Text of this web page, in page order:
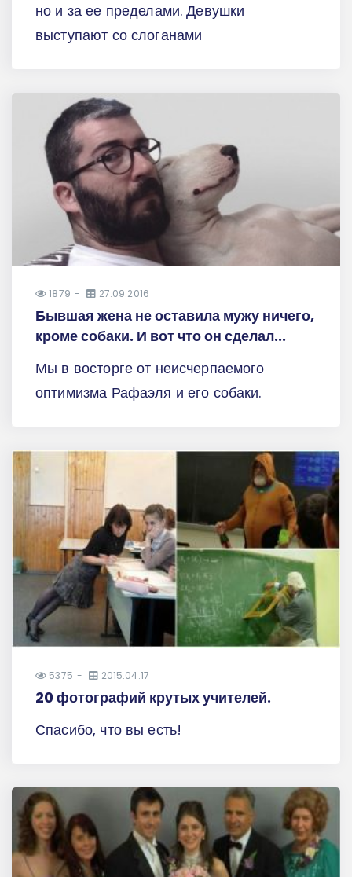
но и за ее пределами. Девушки
выступают со слоганами
1879 27.09.2016
Бывшая жена не оставила мужу ничего,
кроме собаки. И вот что он сделал...
Мы в восторге от неисчерпаемого
оптимизма Рафаэля и его собаки.
5375 2015.04.17
20 фотографий крутых учителей.
Спасибо, что вы есть!